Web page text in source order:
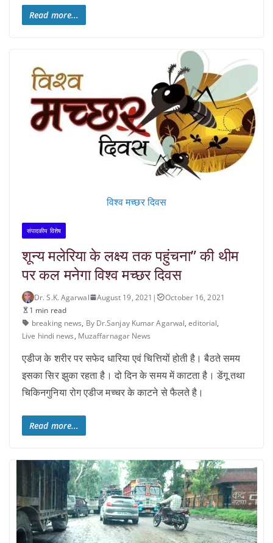
Read more...
विश्व मच्छर दिवस
संपादकीय विशेष
शून्य मलेरिया के लक्ष्य तक पहुंचना” की थीम
पर कल मनेगा विश्व मच्छर दिवस
Dr. S.K. Agarwal August 19, 2021 |
October 16, 2021
1 min read
breaking news, By Dr.Sanjay Kumar Agarwal,editorial,
Live hindi news, Muzaffarnagar News
एडीज के शरीर पर सफेद धारिया एवं चित्तियों होती है। बैठते समय
इसका सिर झुका रहता है। दो दिन के समय में काटता है। डेंगू तथा
चिकिनगुनिया रोग एडीज मच्चर के काटने से फैलते है।
Read more...